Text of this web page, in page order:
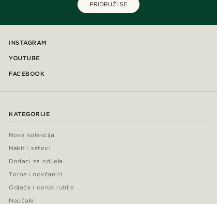
PRIDRUŽI SE
INSTAGRAM
YOUTUBE
FACEBOOK
KATEGORIJE
Nova kolekcija
Nakit i satovi
Dodaci za odijela
Torbe i novčanici
Odjeća i donje rublje
Naočale